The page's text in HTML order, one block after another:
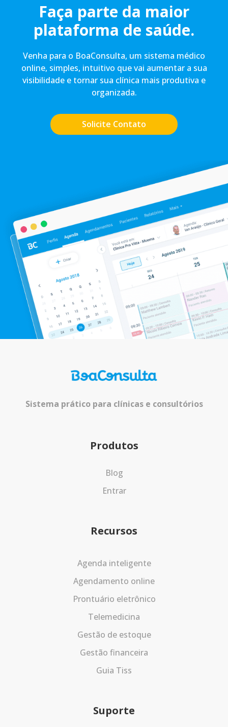
Faça parte da maior
plataforma de saúde.
Venha para o BoaConsulta, um sistema médico
online, simples, intuitivo que vai aumentar a sua
visibilidade e tornar sua clínica mais produtiva e
organizada.
Solicite Contato
Sistema prático para clínicas e consultórios
Produtos
Blog
Entrar
Recursos
Agenda inteligente
Agendamento online
Prontuário eletrônico
Telemedicina
Gestão de estoque
Gestão financeira
Guia Tiss
Suporte